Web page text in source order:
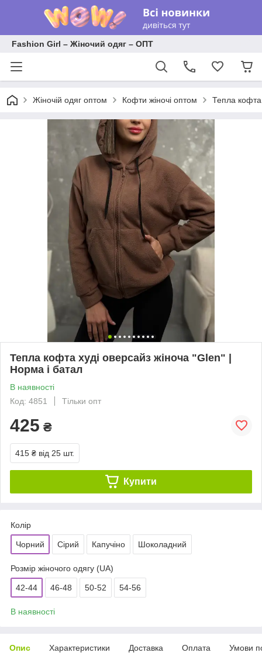
Fashion Girl – Жіночий одяг – ОПТ
Жіночій одяг оптом Кофти жіночі оптом Тепла кофта
Тепла кофта худі оверсайз жіноча "Glen" |
Норма і батал
В наявності
Код: 4851
Тільки опт
425 ₴
415 ₴ від 25 шт.
Купити
Колір
Чорний Сірий Капучіно Шоколадний
Розмір жіночого одягу (UA)
42-44 46-48 50-52 54-56
В наявності
Опис Характеристики Доставка Оплата Умови